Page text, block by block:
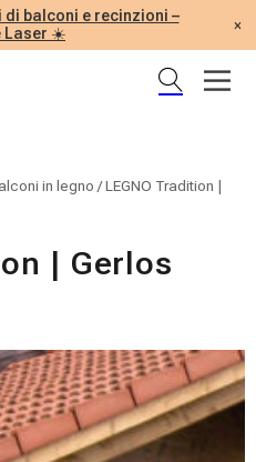
balconi e recinzioni –
Laser ☀️
×
in legno /LEGNO Tradition |
| Gerlos